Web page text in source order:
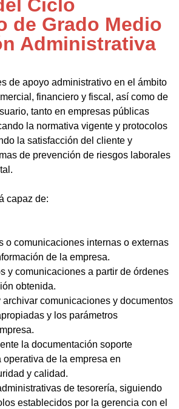
Ciclo
de Grado Medio
Administrativa
de apoyo administrativo en el ámbito
financiero y fiscal, así como de
tanto en empresas públicas
la normativa vigente y protocolos
la satisfacción del cliente y
de prevención de riesgos laborales
capaz de:
o comunicaciones internas o externas
de la empresa.
y comunicaciones a partir de órdenes
obtenida.
archivar comunicaciones y documentos
y los parámetros
la documentación soporte
de la empresa en
y calidad.
de tesorería, siguiendo
establecidos por la gerencia con el